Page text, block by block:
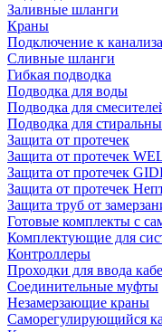
Заливные шланги
Краны
Подключение к
Сливные шланги
Гибкая подводка
Подводка для воды
Подводка для
Подводка для
Защита от протечек
Защита от протечек
Защита от протечек
Защита от протечек
Защита труб от
Готовые комплекты с
Комплектующие для
Контроллеры
Проходки для ввода
Соединительные муфты
Незамерзающие краны
Саморегулирующийся